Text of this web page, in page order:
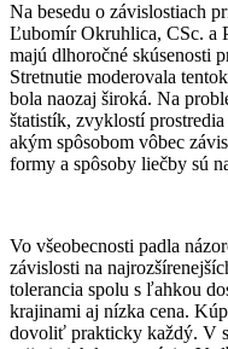
Na besedu o závislostiach
Ľubomír Okruhlica, CSc. a
majú dlhoročné skúsenosti
Stretnutie moderovala
bola naozaj široká. Na
štatistík, zvyklostí
akým spôsobom vôbec
formy a spôsoby liečby sú
Vo všeobecnosti padla
závislosti na
tolerancia spolu s ľahkou
krajinami aj nízka cena.
dovoliť prakticky každý. V